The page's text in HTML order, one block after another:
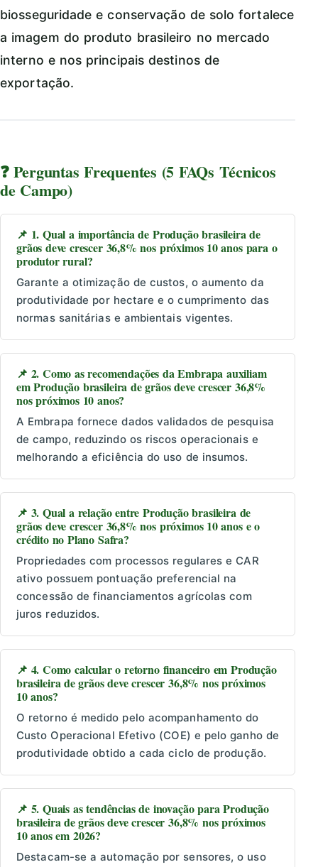
biosseguridade e conservação de solo fortalece
a imagem do produto brasileiro no mercado
interno e nos principais destinos de
exportação.
❓ Perguntas Frequentes (5 FAQs Técnicos
de Campo)
📌 1. Qual a importância de Produção brasileira de
grãos deve crescer 36,8% nos próximos 10 anos para o
produtor rural?
Garante a otimização de custos, o aumento da
produtividade por hectare e o cumprimento das
normas sanitárias e ambientais vigentes.
📌 2. Como as recomendações da Embrapa auxiliam
em Produção brasileira de grãos deve crescer 36,8%
nos próximos 10 anos?
A Embrapa fornece dados validados de pesquisa
de campo, reduzindo os riscos operacionais e
melhorando a eficiência do uso de insumos.
📌 3. Qual a relação entre Produção brasileira de
grãos deve crescer 36,8% nos próximos 10 anos e o
crédito no Plano Safra?
Propriedades com processos regulares e CAR
ativo possuem pontuação preferencial na
concessão de financiamentos agrícolas com
juros reduzidos.
📌 4. Como calcular o retorno financeiro em Produção
brasileira de grãos deve crescer 36,8% nos próximos
10 anos?
O retorno é medido pelo acompanhamento do
Custo Operacional Efetivo (COE) e pelo ganho de
produtividade obtido a cada ciclo de produção.
📌 5. Quais as tendências de inovação para Produção
brasileira de grãos deve crescer 36,8% nos próximos
10 anos em 2026?
Destacam-se a automação por sensores, o uso